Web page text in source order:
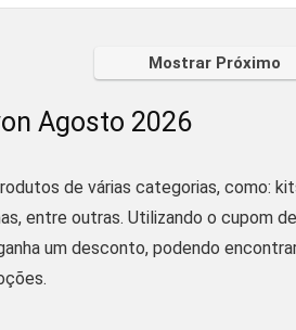
Mostrar Próximo
Agosto 2026
de várias categorias, como:
entre outras. Utilizando o cupom
um desconto, podendo